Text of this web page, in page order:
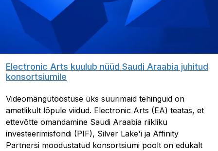
Electronic Arts kuulub nüüd Saudi Araabia juhitud
konsortsiumile
Videomängutööstuse üks suurimaid tehinguid on
ametlikult lõpule viidud. Electronic Arts (EA) teatas, et
ettevõtte omandamine Saudi Araabia riikliku
investeerimisfondi (PIF), Silver Lake'i ja Affinity
Partnersi moodustatud konsortsiumi poolt on edukalt